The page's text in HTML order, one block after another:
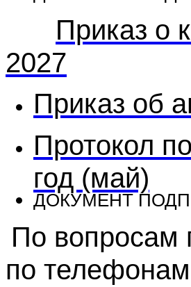
Приказ о
2027
Приказ об
Протокол
год (май)
ДОКУМЕНТ
По вопросам
по